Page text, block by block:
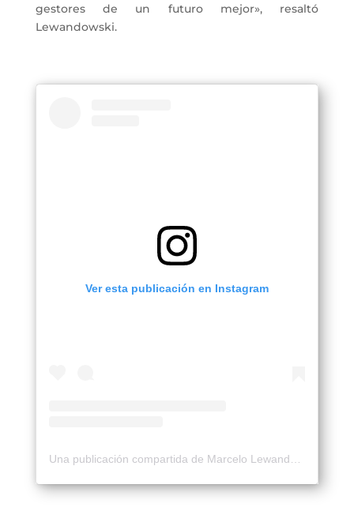
gestores de un futuro mejor», resaltó
Lewandowski.
Ver esta publicación en Instagram